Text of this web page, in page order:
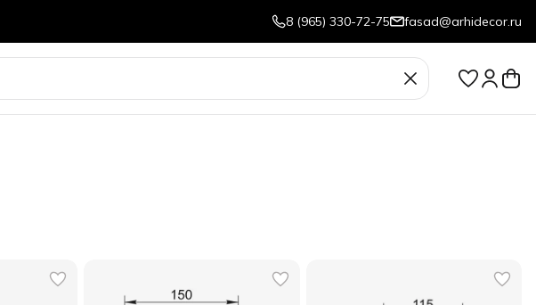
8 (965) 330-72-75 fasad@arhidecor.ru